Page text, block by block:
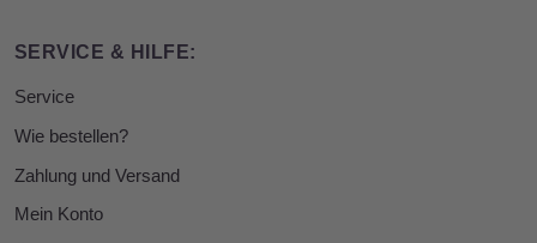
SERVICE & HILFE:
Service
Wie bestellen?
Zahlung und Versand
Mein Konto